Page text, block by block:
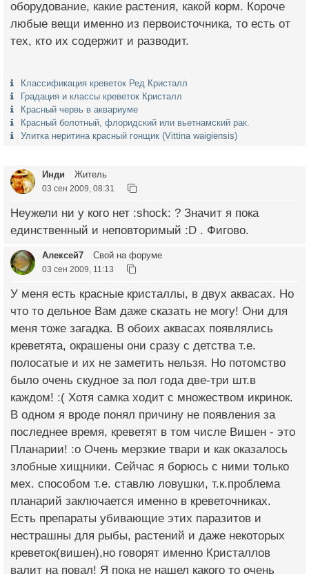
оборудование, какие растения, какой корм. Короче
любые вещи именно из первоисточника, то есть от
тех, кто их содержит и разводит.
Классификация креветок Ред Кристалл
Градация и классы креветок Кристалл
Красный червь в аквариуме
Красный болотный, флоридский или вьетнамский рак.
Улитка неритина красный гонщик (Vittina waigiensis)
Инди Житель
03 сен 2009, 08:31
Неужели ни у кого нет :shock: ? Значит я пока
единственный и неповторимый :D . Фигово.
Алексей7 Свой на форуме
03 сен 2009, 11:13
У меня есть красные кристаллы, в двух аквасах. Но
что то дельное Вам даже сказать не могу! Они для
меня тоже загадка. В обоих аквасах появлялись
креветята, окрашены они сразу с детства т.е.
полосатые и их не заметить нельзя. Но потомство
было очень скудное за пол года две-три шт.в
каждом! :( Хотя самка ходит с множеством икринок.
В одном я вроде понял причину не появления за
последнее время, креветят в том числе Вишен - это
Планарии! :o Очень мерзкие твари и как оказалось
злобные хищники. Сейчас я борюсь с ними только
мех. способом т.е. ставлю ловушки, т.к.проблема
планарий заключается именно в креветочниках.
Есть препараты убивающие этих паразитов и
нестрашны для рыбы, растений и даже некоторых
креветок(вишен),но говорят именно Кристаллов
валит на повал! Я пока не нашел какого то очень